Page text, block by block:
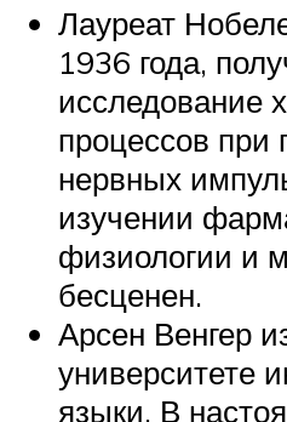
Лауреат
1936 года,
исследование
процессов при
нервных
изучении
физиологии и
бесценен.
Арсен Венгер
университете
языки. В